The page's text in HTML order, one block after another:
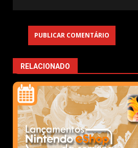
RELACIONADO